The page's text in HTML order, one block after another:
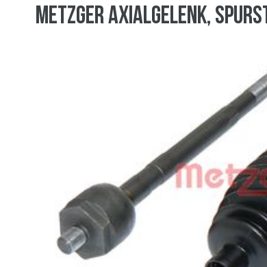
METZGER Axialgelenk,